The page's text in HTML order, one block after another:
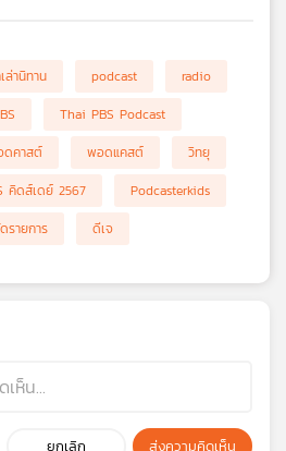
ล่านิทาน podcast
radio
Thai PBS Podcast
คาสต์ พอดแคสต์
วิทยุ
คิดส์เดย์ 2567
Podcasterkids
รายการ ดีเจ
ยกเลิก ส่งความคิดเห็น